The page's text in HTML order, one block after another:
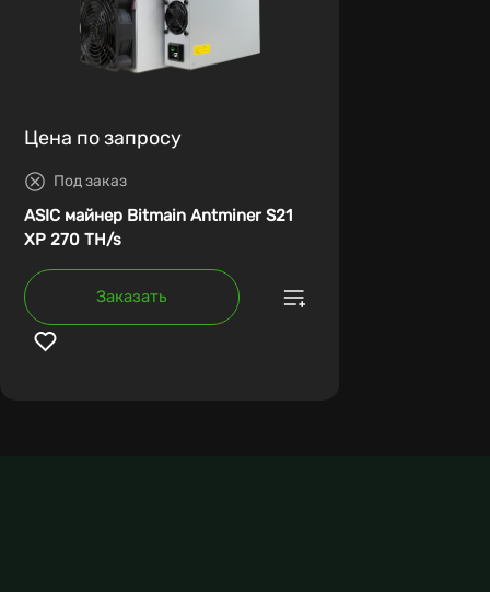
Цена по запросу
Под заказ
ASIC майнер Bitmain Antminer S21
XP 270 TH/s
Заказать